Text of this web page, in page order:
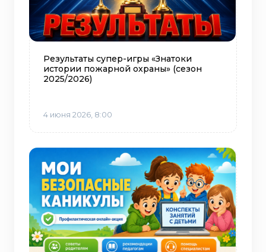
Результаты супер-игры «Знатоки
истории пожарной охраны» (сезон
2025/2026)
4 июня 2026, 8:00